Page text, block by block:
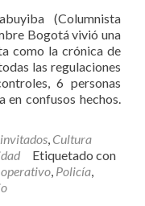
(Columnista
Bogotá vivió una
como la crónica de
las regulaciones
6 personas
en confusos hechos.
, Cultura
Etiquetado con
operativo, Policía,